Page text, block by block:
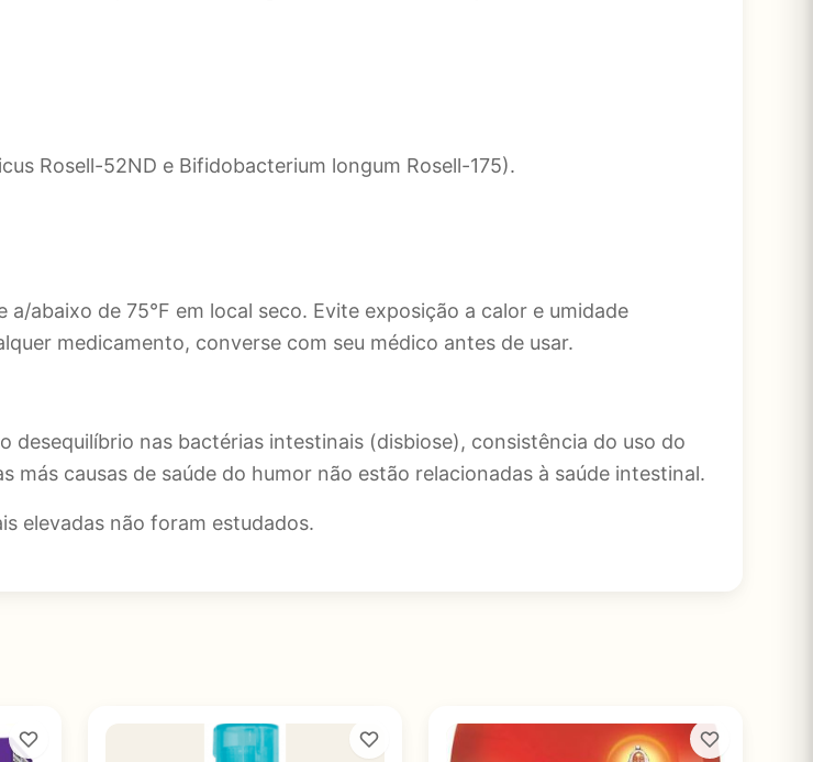
Rosell-52ND e Bifidobacterium longum Rosell-175).
abaixo de 75°F em local seco. Evite exposição a calor e umidade
medicamento, converse com seu médico antes de usar.
desequilíbrio nas bactérias intestinais (disbiose), consistência do uso do
causas de saúde do humor não estão relacionadas à saúde intestinal.
elevadas não foram estudados.